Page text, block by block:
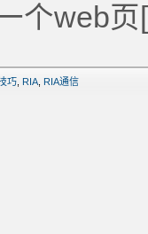
个web
巧 RIA RIA通信